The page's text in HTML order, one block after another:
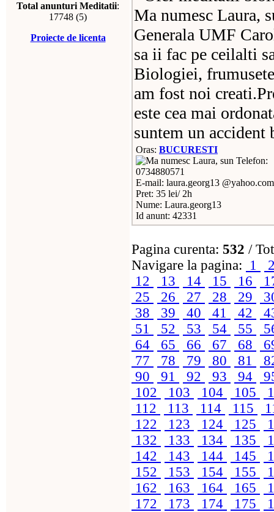
Total anunturi Meditatii:
17748 (5)
Proiecte de licenta
Ma numesc Laura,
Generala UMF
sa ii fac pe ceilalti
Biologiei,
am fost noi
este cea mai
suntem un accident
Oras: BUCURESTI
Telefon:
0734880571
E-mail: laura.georg13 @yahoo.com
Pret: 35 lei/ 2h
Nume: Laura.georg13
Id anunt: 42331
Pagina curenta: 532 /
Navigare la pagina: 1
12
13 14 15 16
25
26 27 28 29
38
39 40 41 42
51
52 53 54 55
64
65 66 67 68
77
78 79 80 81
90
91 92 93 94
102
103 104 105
112
113 114 115
122
123 124 125
132
133 134 135
142
143 144 145
152
153 154 155
162
163 164 165
172
173 174 175